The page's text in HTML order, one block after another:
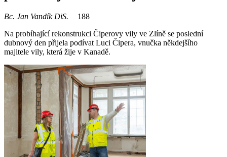
Bc. Jan Vandík DiS.
188
Na probíhající rekonstrukci Čiperovy vily ve Zlíně se poslední
dubnový den přijela podívat Luci Čipera, vnučka někdejšího
majitele vily, která žije v Kanadě.